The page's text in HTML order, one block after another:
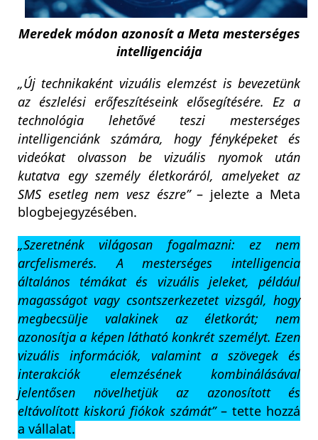
Meredek módon azonosít a Meta mesterséges
intelligenciája
„Új technikaként vizuális elemzést is bevezetünk
az észlelési erőfeszítéseink elősegítésére. Ez a
technológia lehetővé teszi mesterséges
intelligenciánk számára, hogy fényképeket és
videókat olvasson be vizuális nyomok után
kutatva egy személy életkoráról, amelyeket az
SMS esetleg nem vesz észre”– jelezte a Meta
blogbejegyzésében.
„Szeretnénk világosan fogalmazni: ez nem
arcfelismerés. A mesterséges intelligencia
általános témákat és vizuális jeleket, például
magasságot vagy csontszerkezetet vizsgál, hogy
megbecsülje valakinek az életkorát; nem
azonosítja a képen látható konkrét személyt. Ezen
vizuális információk, valamint a szövegek és
interakciók elemzésének kombinálásával
jelentősen növelhetjük az azonosított és
eltávolított kiskorú fiókok számát”– tette hozzá
a vállalat.